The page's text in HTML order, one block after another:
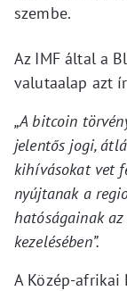
szembe.
Az IMF által a
valutaalap azt
„A bitcoin
jelentős jogi,
kihívásokat vet
nyújtanak a
hatóságainak
kezelésében”.
A Közép-afrikai